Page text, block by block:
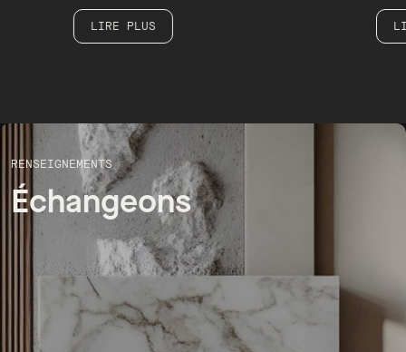
LIRE PLUS LIRE PLUS
RENSEIGNEMENTS
Échangeons